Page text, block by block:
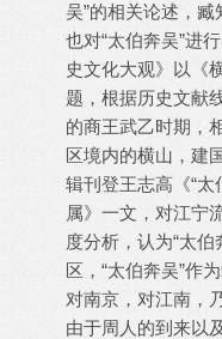
吴”的相关论述，臧
也对“太伯奔吴”进
史文化大观》以《
题，根据历史文献
的商王武乙时期，
区境内的横山，建
辑刊登王志高《“
属》一文，对江宁
度分析，认为“太
区，“太伯奔吴”作
对南京，对江南，
由于周人的到来以